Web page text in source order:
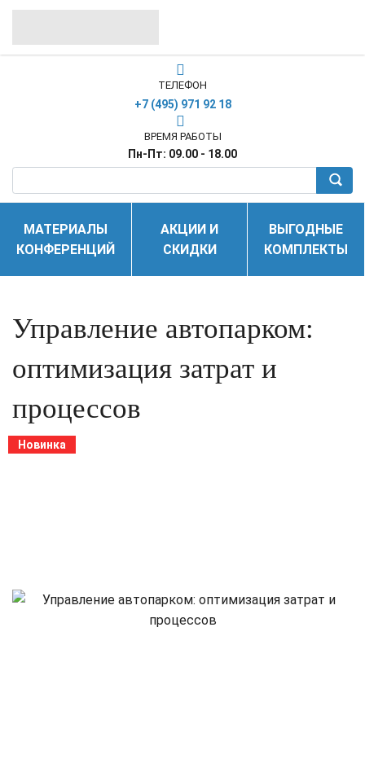
ТЕЛЕФОН
+7 (495) 971 92 18
ВРЕМЯ РАБОТЫ
Пн-Пт: 09.00 - 18.00
МАТЕРИАЛЫ
КОНФЕРЕНЦИЙ
АКЦИИ И
СКИДКИ
ВЫГОДНЫЕ
КОМПЛЕКТЫ
Управление автопарком:
оптимизация затрат и
процессов
Новинка